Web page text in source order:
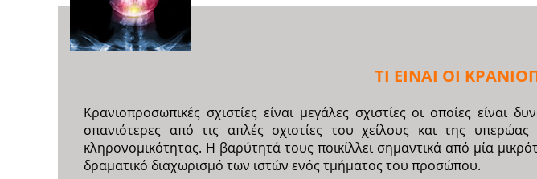
ΤΙ ΕΙΝΑΙ ΟΙ
Κρανιοπροσωπικές σχιστίες είναι μεγάλες σχιστίες οι οποίες
σπανιότερες από τις απλές σχιστίες του χείλους και της
κληρονομικότητας. Η βαρύτητά τους ποικίλλει σημαντικά από μία
δραματικό διαχωρισμό των ιστών ενός τμήματος του προσώπου.